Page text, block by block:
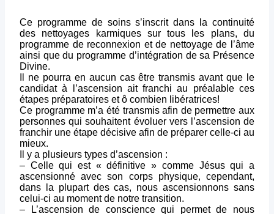
Ce programme de soins s’inscrit dans la continuité
des nettoyages karmiques sur tous les plans, du
programme de reconnexion et de nettoyage de l’âme
ainsi que du programme d’intégration de sa Présence
Divine.
Il ne pourra en aucun cas être transmis avant que le
candidat à l’ascension ait franchi au préalable ces
étapes préparatoires et ô combien libératrices!
Ce programme m’a été transmis afin de permettre aux
personnes qui souhaitent évoluer vers l’ascension de
franchir une étape décisive afin de préparer celle-ci au
mieux.
Il y a plusieurs types d’ascension :
– Celle qui est « définitive » comme Jésus qui a
ascensionné avec son corps physique, cependant,
dans la plupart des cas, nous ascensionnons sans
celui-ci au moment de notre transition.
– L’ascension de conscience qui permet de nous